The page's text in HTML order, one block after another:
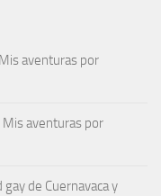
aventuras por
Mis aventuras por
de Cuernavaca y